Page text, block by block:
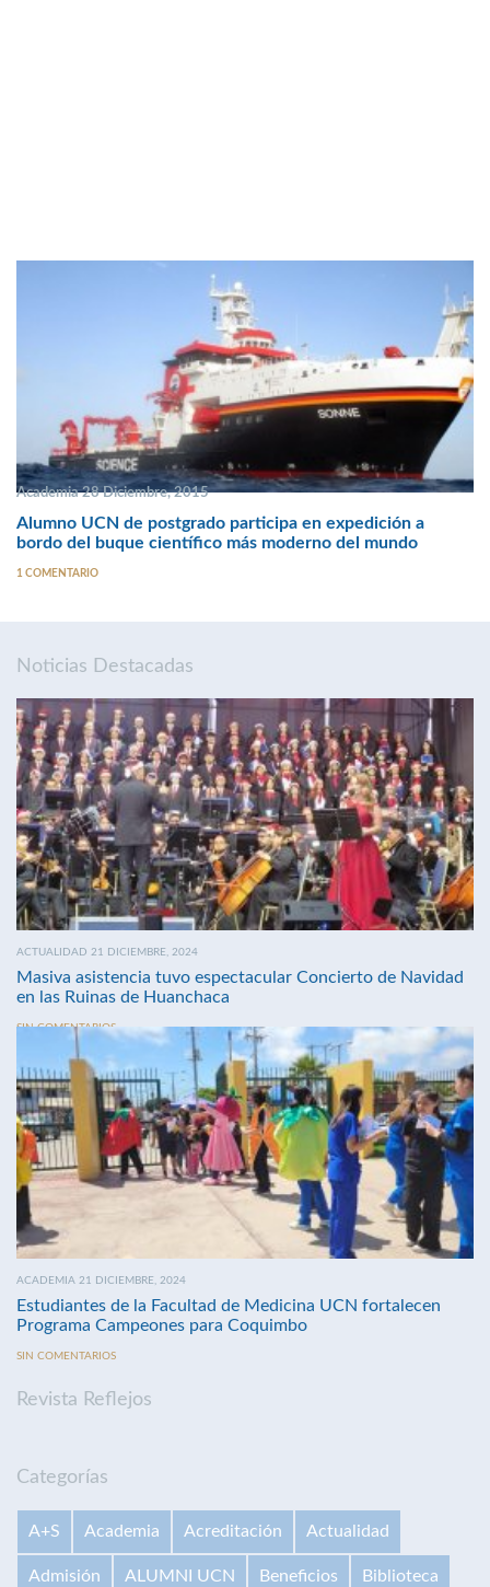
Academia 28 Diciembre, 2015
Alumno UCN de postgrado participa en expedición a
bordo del buque científico más moderno del mundo
1 COMENTARIO
Noticias Destacadas
ACTUALIDAD 21 DICIEMBRE, 2024
Masiva asistencia tuvo espectacular Concierto de Navidad
en las Ruinas de Huanchaca
SIN COMENTARIOS
ACADEMIA 21 DICIEMBRE, 2024
Estudiantes de la Facultad de Medicina UCN fortalecen
Programa Campeones para Coquimbo
SIN COMENTARIOS
Revista Reflejos
Categorías
A+S Academia Acreditación Actualidad
Admisión ALUMNI UCN Beneficios Biblioteca